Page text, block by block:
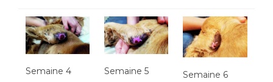
Semaine 4 Semaine 5 Semaine 6